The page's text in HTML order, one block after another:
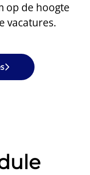
op de hoogte
vacatures.